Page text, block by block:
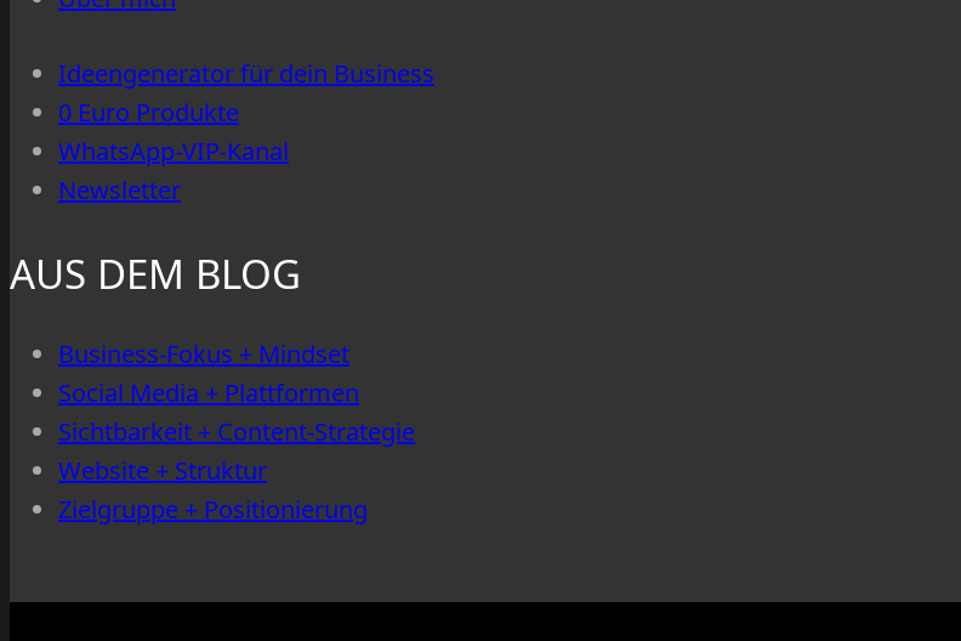
Ideengenerator für dein Business
0 Euro Produkte
WhatsApp-VIP-Kanal
Newsletter
AUS DEM BLOG
Business-Fokus + Mindset
Social Media + Plattformen
Sichtbarkeit + Content-Strategie
Website + Struktur
Zielgruppe + Positionierung